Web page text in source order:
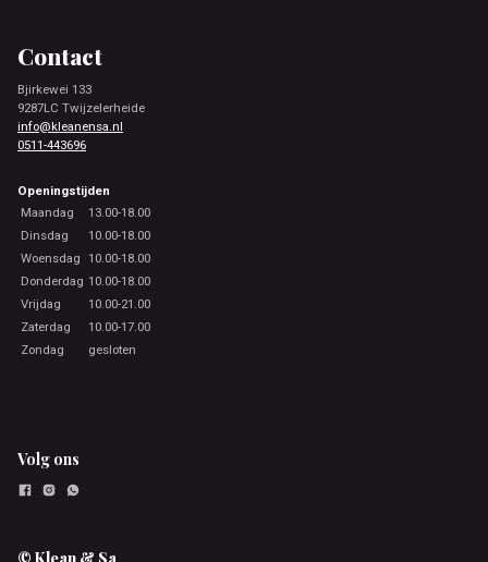
Contact
Bjirkewei 133
9287LC Twijzelerheide
info@kleanensa.nl
0511-443696
Openingstijden
Maandag
13.00-18.00
Dinsdag
10.00-18.00
Woensdag 10.00-18.00
Donderdag 10.00-18.00
Vrijdag
10.00-21.00
Zaterdag
10.00-17.00
Zondag
gesloten
Volg ons